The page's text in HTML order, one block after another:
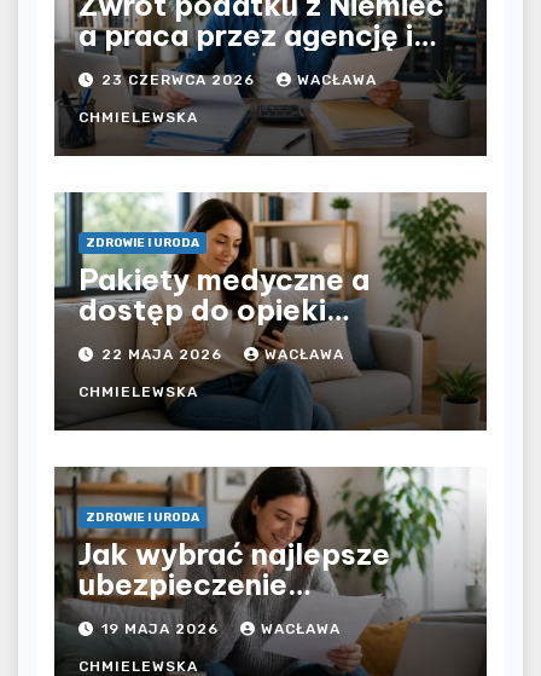
a praca przez agencję i
bezpośrednio u
pracodawcy – jak
rozliczyć oba źródła
dochodu?
23 CZERWCA 2026 WACŁAWA
CHMIELEWSKA
ZDROWIE I URODA
Pakiety medyczne a
dostęp do opieki
zdrowotnej bez
ograniczeń czasowych –
czy prywatna opieka daje
większą swobodę?
22 MAJA 2026 WACŁAWA
CHMIELEWSKA
ZDROWIE I URODA
Jak wybrać najlepsze
ubezpieczenie
komunikacyjne i uniknąć
kosztownych błędów?
19 MAJA 2026 WACŁAWA
CHMIELEWSKA